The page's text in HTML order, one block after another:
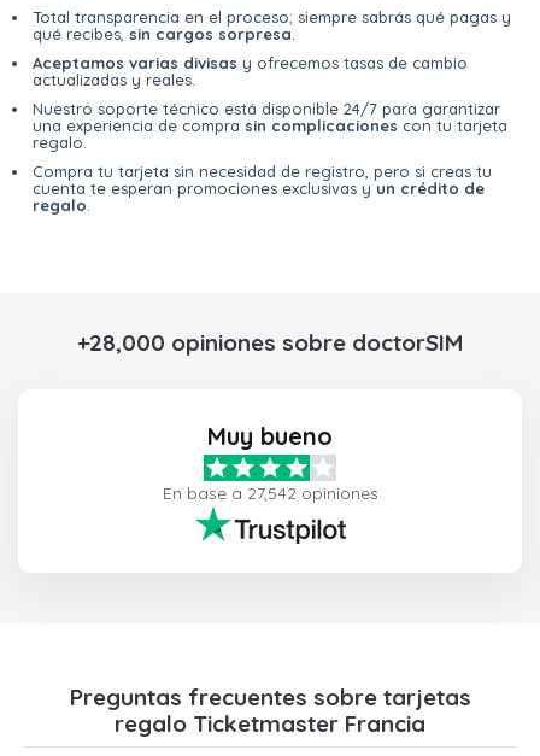
Total transparencia en el proceso; siempre sabrás qué pagas y
qué recibes, sin cargos sorpresa
Aceptamos varias divisas y ofrecemos tasas de cambio
actualizadas y reales.
Nuestro soporte técnico está disponible 24/7 para garantizar
una experiencia de compra sin complicaciones con tu tarjeta
regalo.
Compra tu tarjeta sin necesidad de registro, pero si creas tu
cuenta te esperan promociones exclusivas y un crédito de
regalo
+28,000 opiniones sobre doctorSIM
Muy bueno
En base a 27,542 opiniones
Preguntas frecuentes sobre tarjetas
regalo Ticketmaster Francia